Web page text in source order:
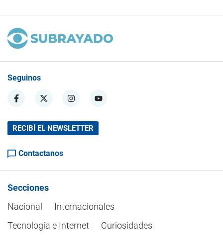
Seguinos
RECIBÍ EL NEWSLETTER
Contactanos
Secciones
Nacional
Internacionales
Tecnología e Internet
Curiosidades